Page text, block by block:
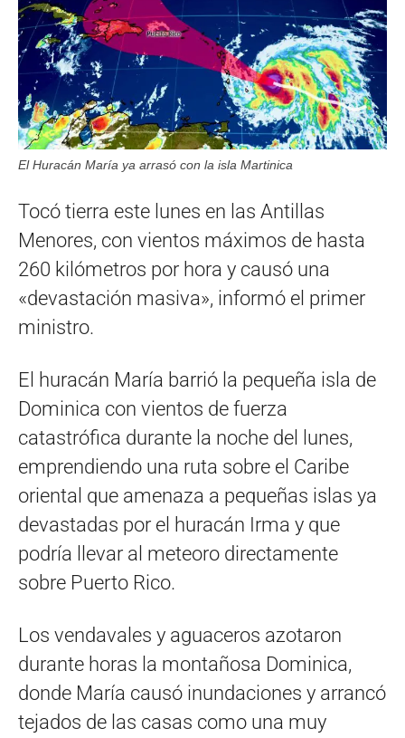
El Huracán María ya arrasó con la isla Martinica
Tocó tierra este lunes en las Antillas
Menores, con vientos máximos de hasta
260 kilómetros por hora y causó una
«devastación masiva», informó el primer
ministro.
El huracán María barrió la pequeña isla de
Dominica con vientos de fuerza
catastrófica durante la noche del lunes,
emprendiendo una ruta sobre el Caribe
oriental que amenaza a pequeñas islas ya
devastadas por el huracán Irma y que
podría llevar al meteoro directamente
sobre Puerto Rico.
Los vendavales y aguaceros azotaron
durante horas la montañosa Dominica,
donde María causó inundaciones y arrancó
tejados de las casas como una muy